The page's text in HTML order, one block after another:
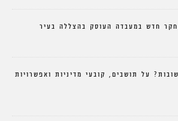
על תושבים, קובעי מדיניות ואפשרויות